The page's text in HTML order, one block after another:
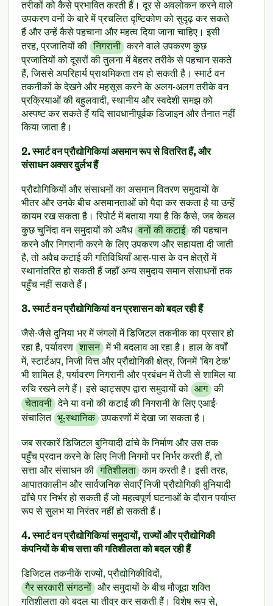
तरीकों को कैसे प्रभावित करती हैं। दूर से अवलोकन करने वाले
उपकरण वनों के बारे में प्रचलित दृष्टिकोण को सुदृढ़ कर सकते
हैं और उन्हें कैसे पहचाना और महत्व दिया जाना चाहिए। इसी
तरह, प्रजातियों की निगरानी करने वाले उपकरण कुछ
प्रजातियों को दूसरों की तुलना में बेहतर तरीके से पहचान सकते
हैं, जिससे अपरिहार्य प्राथमिकता तय हो सकती है। स्मार्ट वन
तकनीकों के देखने और महसूस करने के अलग-अलग तरीके वन
प्रक्रियाओं की बहुलवादी, स्थानीय और स्वदेशी समझ को
अस्पष्ट कर सकते हैं यदि सावधानीपूर्वक डिजाइन और तैनात नहीं
किया जाता है।
2. स्मार्ट वन प्रौद्योगिकियां असमान रूप से वितरित हैं, और
संसाधन अक्सर दुर्लभ हैं
प्रौद्योगिकियों और संसाधनों का असमान वितरण समुदायों के
भीतर और उनके बीच असमानताओं को पैदा कर सकता है या उन्हें
कायम रख सकता है। रिपोर्ट में बताया गया है कि कैसे, जब केवल
कुछ चुनिंदा वन समुदायों को अवैध वनों की कटाई की पहचान
करने और निगरानी करने के लिए उपकरण और सहायता दी जाती
है, तो अवैध कटाई की गतिविधियाँ आस-पास के वन क्षेत्रों में
स्थानांतरित हो सकती हैं जहाँ अन्य समुदाय समान संसाधनों तक
पहुँच नहीं सकते हैं।
3. स्मार्ट वन प्रौद्योगिकियां वन प्रशासन को बदल रही हैं
जैसे-जैसे दुनिया भर में जंगलों में डिजिटल तकनीक का प्रसार हो
रहा है, पर्यावरण शासन में भी बदलाव आ रहा है। हाल के वर्षों
में, स्टार्टअप, निजी वित्त और प्रौद्योगिकी क्षेत्र, जिनमें 'बिग टेक'
भी शामिल है, पर्यावरण निगरानी और प्रबंधन में तेजी से शामिल या
रुचि रखने लगे हैं। इसे व्हाट्सएप द्वारा समुदायों को
आग की
चेतावनी देने या वनों की कटाई की निगरानी के लिए एआई-
संचालित भू-स्थानिक उपकरणों में देखा जा सकता है।
जब सरकारें डिजिटल बुनियादी ढांचे के निर्माण और उस तक
पहुँच प्रदान करने के लिए निजी निगमों पर निर्भर करती हैं, तो
सत्ता और संसाधन की गतिशीलता काम करती है। इसी तरह,
आपातकालीन और सार्वजनिक सेवाएँ निजी प्रौद्योगिकी बुनियादी
ढाँचे पर निर्भर हो सकती हैं जो महत्वपूर्ण घटनाओं के दौरान पर्याप्त
रूप से सुलभ या निरंतर नहीं हो सकती हैं।
4. स्मार्ट वन प्रौद्योगिकियां समुदायों, राज्यों और प्रौद्योगिकी
कंपनियों के बीच सत्ता की गतिशीलता को बदल रही हैं
डिजिटल तकनीकें राज्यों, प्रौद्योगिकीविदों,
गैर सरकारी संगठनों और समुदायों के बीच मौजूदा शक्ति
गतिशीलता को बदल या तीव्र कर सकती हैं। विशेष रूप से,